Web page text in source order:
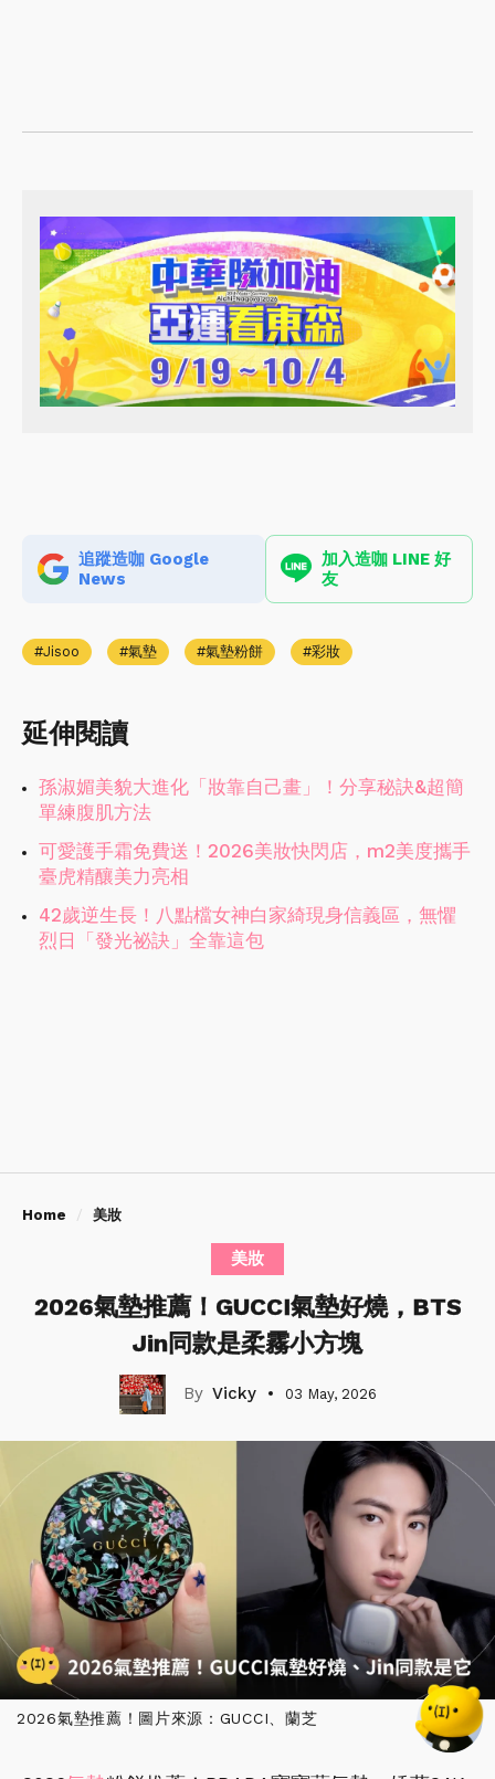
追蹤造咖 Google
News
加入造咖 LINE 好
友
Jisoo 氣墊 氣墊粉餅 彩妝
延伸閱讀
孫淑媚美貌大進化「妝靠自己畫」！分享秘訣&超簡
單練腹肌方法
可愛護手霜免費送！2026美妝快閃店，m2美度攜手
臺虎精釀美力亮相
42歲逆生長！八點檔女神白家綺現身信義區，無懼
烈日「發光祕訣」全靠這包
Home 美妝
美妝
2026氣墊推薦！GUCCI氣墊好燒，BTS
Jin同款是柔霧小方塊
Vicky 03 May, 2026
2026氣墊推薦！圖片來源：GUCCI、蘭芝